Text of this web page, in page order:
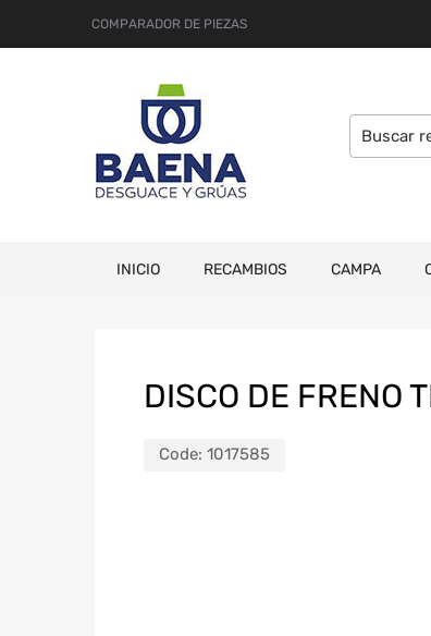
COMPARADOR DE PIEZAS
INICIO RECAMBIOS CAMPA
DISCO DE FRENO
Code: 1017585